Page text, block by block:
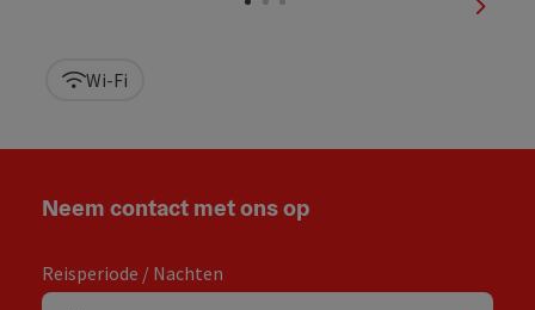
Wi-Fi
Neem contact met ons op
Reisperiode / Nachten